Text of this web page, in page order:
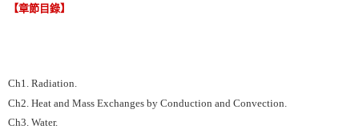
【章節目錄】
Ch1. Radiation.
Ch2. Heat and Mass Exchanges by Conduction and Convection.
Ch3. Water.